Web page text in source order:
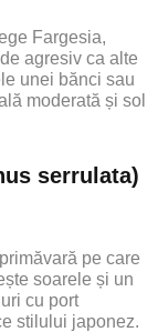
Fargesia,
agresiv ca alte
unei bănci sau
moderată și sol
serrulata)
pe care
soarele și un
cu port
stilului japonez.